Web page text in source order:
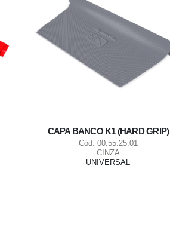
CAPA BANCO K1 (HARD GRIP)
Cód. 00.55.25.01
CINZA
UNIVERSAL